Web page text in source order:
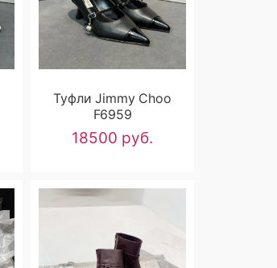
Туфли Jimmy Choo
F6959
18500 руб.